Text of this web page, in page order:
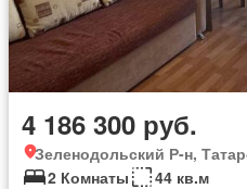
4 186 300 руб.
Зеленодольский Р-н,
2 Комнаты
44 кв.м